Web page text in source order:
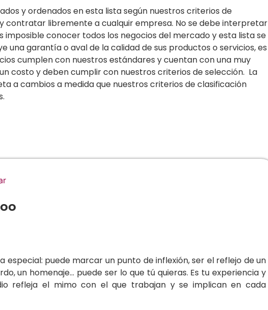
y ordenados en esta lista según nuestros criterios de
contratar libremente a cualquir empresa. No se debe interpretar
conocer todos los negocios del mercado y esta lista se
una garantía o aval de la calidad de sus productos o servicios, es
cumplen con nuestros estándares y cuentan con una muy
costo y deben cumplir con nuestros criterios de selección. La
a cambios a medida que nuestros criterios de clasificación
especial: puede marcar un punto de inflexión, ser el reflejo de un
un homenaje… puede ser lo que tú quieras. Es tu experiencia y
refleja el mimo con el que trabajan y se implican en cada